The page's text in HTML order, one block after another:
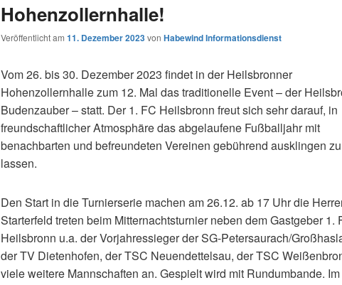
Hohenzollernhalle!
Veröffentlicht am 11. Dezember 2023von Habewind Informationsdienst
Vom 26. bis 30. Dezember 2023 findet in der Heilsbronner
Hohenzollernhalle zum 12. Mal das traditionelle Event – der
Budenzauber – statt. Der 1. FC Heilsbronn freut sich sehr darauf, in
freundschaftlicher Atmosphäre dasabgelaufene Fußballjahr mit
benachbarten und befreundeten Vereinen gebührend ausklingen zu
lassen.
Den Start in die Turnierserie machen am 26.12. ab 17 Uhr die
Starterfeld treten beim Mitternachtsturnier neben dem Gastgeber 1.
Heilsbronn u.a. der Vorjahressieger der SG-Petersaurach/
der TV Dietenhofen, der TSC Neuendettelsau, der TSC
viele weitere Mannschaften an. Gespielt wird mit Rundumbande. Im